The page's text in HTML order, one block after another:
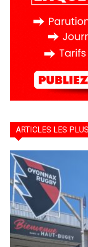
ARTICLES LES